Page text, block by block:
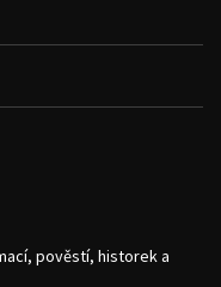
pověstí, historek a